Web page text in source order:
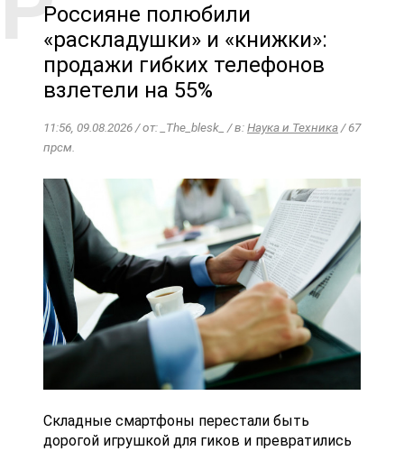
Россияне полюбили
«раскладушки» и «книжки»:
продажи гибких телефонов
взлетели на 55%
11:56, 09.08.2026 / от: _The_blesk_ / в:Наука и Техника/ 67
прсм.
Складные смартфоны перестали быть
дорогой игрушкой для гиков и превратились